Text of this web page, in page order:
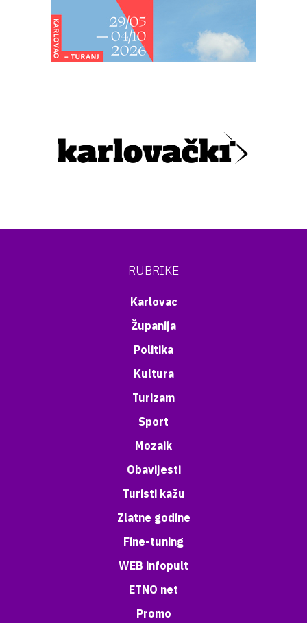
RUBRIKE
Karlovac
Županija
Politika
Kultura
Turizam
Sport
Mozaik
Obavijesti
Turisti kažu
Zlatne godine
Fine-tuning
WEB infopult
ETNO net
Promo